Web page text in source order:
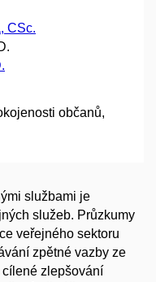
CSc.
občanů,
službami je
služeb. Průzkumy
veřejného sektoru
zpětné vazby ze
zlepšování